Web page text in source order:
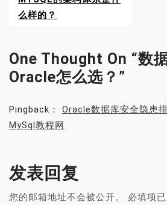
么样的？
One Thought On “数
Oracle怎么选？ ”
Pingback： Oracle数据库安全隐患
MySql教程网
发表回复
您的邮箱地址不会被公开。 必填项已